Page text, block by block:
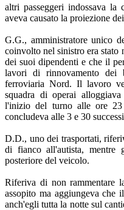
altri passeggeri indossava la
aveva causato la proiezione
G.G., amministratore unico
coinvolto nel sinistro era stato
dei suoi dipendenti e che il
lavori di rinnovamento dei
ferroviaria Nord. Il lavoro
squadra di operai
l'inizio del turno alle ore
concludeva alle 3 e 30
D.D., uno dei trasportati,
di fianco all'autista, mentre
posteriore del veicolo.
Riferiva di non rammentare
assopito ma aggiungeva che
anch'egli tutta la notte sul